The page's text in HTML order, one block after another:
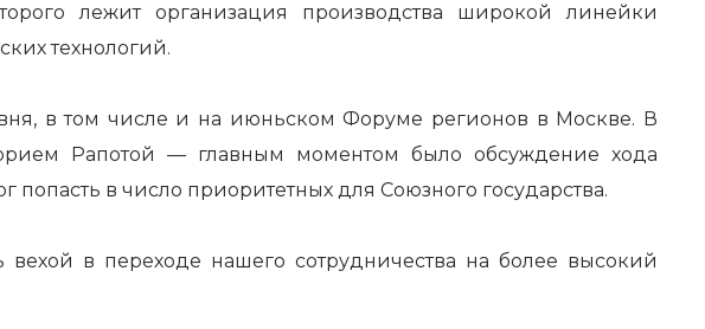
лежит организация производства широкой линейки
технологий.
в том числе и на июньском Форуме регионов в Москве. В
Рапотой — главным моментом было обсуждение хода
в число приоритетных для Союзного государства.
в переходе нашего сотрудничества на более высокий